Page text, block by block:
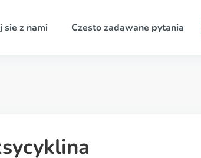
sie z nami Czesto zadawane pytania